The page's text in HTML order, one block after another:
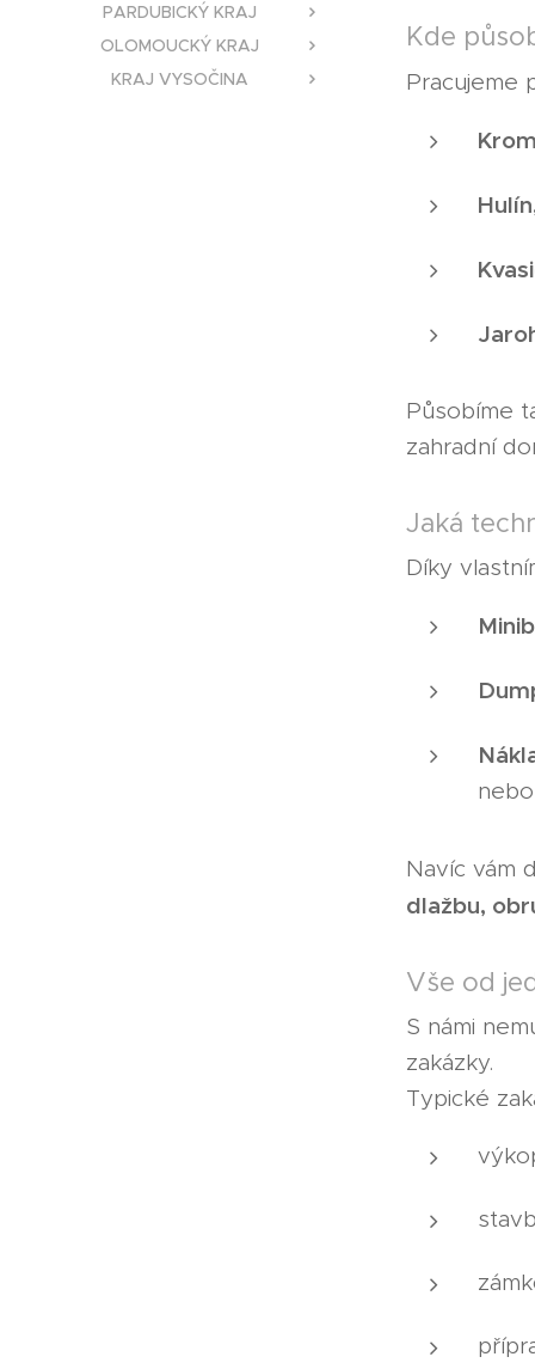
PARDUBICKÝ KRAJ
OLOMOUCKÝ KRAJ
KRAJ VYSOČINA
Kde
Pracujeme
Působíme
zahradní
Jaká
Díky
Navíc vám
dlažbu,
Vše od
S námi
zakázky.
Typické